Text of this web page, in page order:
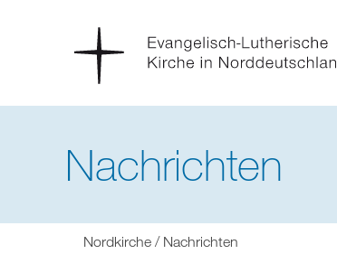
Nachrichten
Nordkirche Nachrichten